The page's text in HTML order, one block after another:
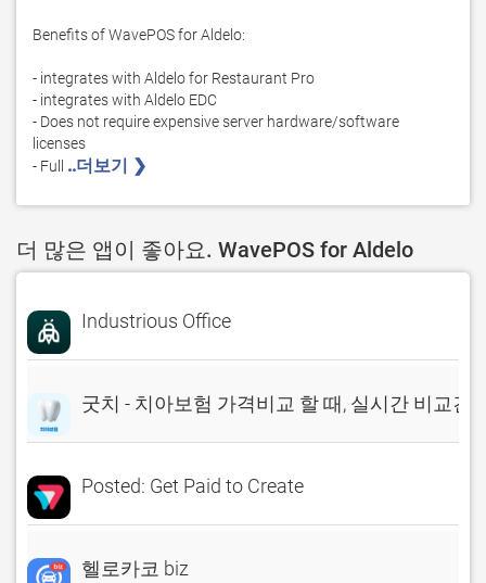
Benefits of WavePOS for Aldelo:
- integrates with Aldelo for Restaurant Pro
- integrates with Aldelo EDC
- Does not require expensive server hardware/software
licenses
- Full ..더보기 ❯
더 많은 앱이 좋아요. WavePOS for Aldelo
Industrious Office
굿치 - 치아보험 가격비교 할 때, 실시간 비교견
Posted: Get Paid to Create
헬로카코 biz